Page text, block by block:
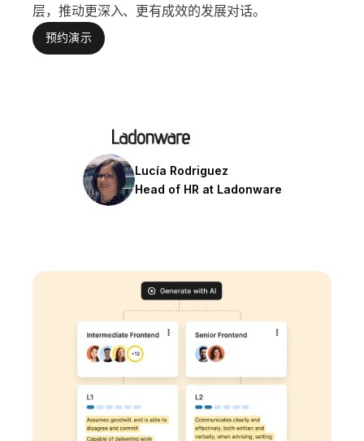
层，推动更深入、更有成效的发展对话。
预约演示
Lucía Rodriguez
Head of HR at Ladonware